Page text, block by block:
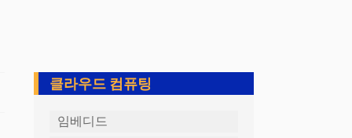
클라우드 컴퓨팅
임베디드